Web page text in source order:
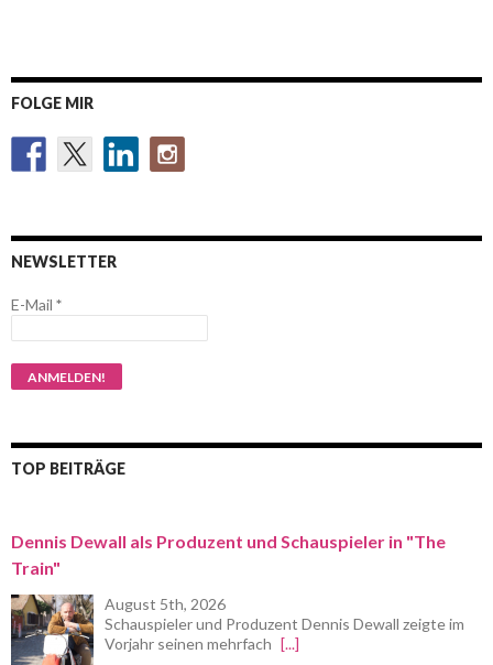
FOLGE MIR
NEWSLETTER
E-Mail *
TOP BEITRÄGE
Dennis Dewall als Produzent und Schauspieler in "The
Train"
August 5th, 2026
Schauspieler und Produzent Dennis Dewall zeigte im
Vorjahr seinen mehrfach
[...]